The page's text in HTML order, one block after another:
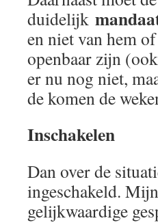
duidelijk
en niet van hem
openbaar zijn
er nu nog niet,
de komen de
Inschakelen
Dan over de
ingeschakeld.
gelijkwaardige